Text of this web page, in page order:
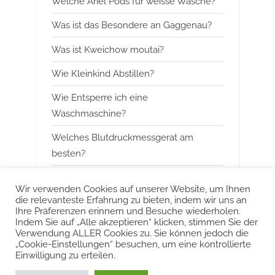
t
Was ist das Besondere an Gaggenau?
Was ist Kweichow moutai?
Wie Kleinkind Abstillen?
Wie Entsperre ich eine
Waschmaschine?
Welches Blutdruckmessgerat am
besten?
Kann man Arbeitsspeicher kombinieren?
Was ist das Besondere an Smeg?
Wir verwenden Cookies auf unserer Website, um Ihnen
die relevanteste Erfahrung zu bieten, indem wir uns an
Ihre Präferenzen erinnern und Besuche wiederholen.
Indem Sie auf „Alle akzeptieren“ klicken, stimmen Sie der
Verwendung ALLER Cookies zu. Sie können jedoch die
„Cookie-Einstellungen“ besuchen, um eine kontrollierte
Einwilligung zu erteilen.